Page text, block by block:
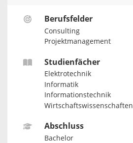
Berufsfelder
Consulting
Projektmanagement
Studienfächer
Elektrotechnik
Informatik
Informationstechnik
Wirtschaftswissenschaften
Abschluss
Bachelor